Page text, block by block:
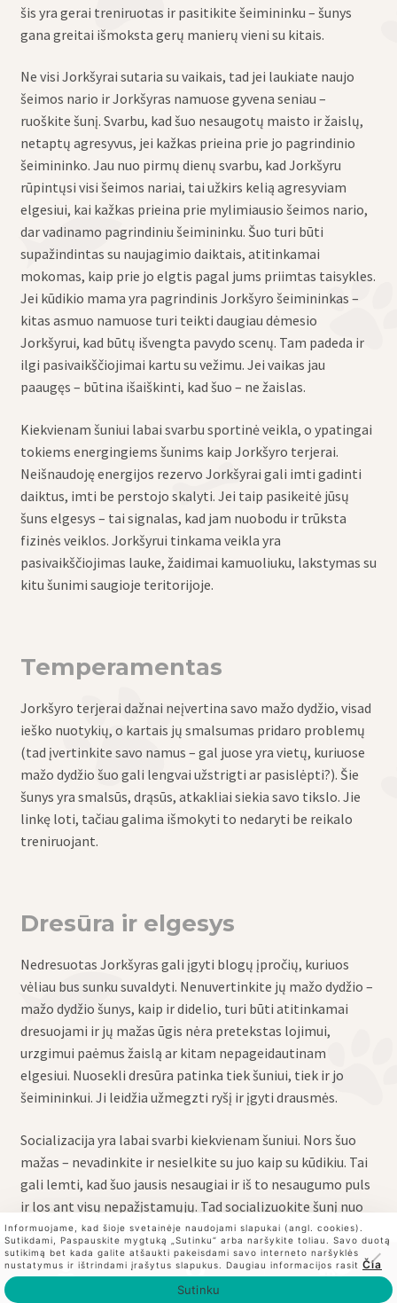
šis yra gerai treniruotas ir pasitikite šeimininku – šunys
gana greitai išmoksta gerų manierų vieni su kitais.
Ne visi Jorkšyrai sutaria su vaikais, tad jei laukiate naujo
šeimos nario ir Jorkšyras namuose gyvena seniau –
ruoškite šunį. Svarbu, kad šuo nesaugotų maisto ir žaislų,
netaptų agresyvus, jei kažkas prieina prie jo pagrindinio
šeimininko. Jau nuo pirmų dienų svarbu, kad Jorkšyru
rūpintųsi visi šeimos nariai, tai užkirs kelią agresyviam
elgesiui, kai kažkas prieina prie mylimiausio šeimos nario,
dar vadinamo pagrindiniu šeimininku. Šuo turi būti
supažindintas su naujagimio daiktais, atitinkamai
mokomas, kaip prie jo elgtis pagal jums priimtas taisykles.
Jei kūdikio mama yra pagrindinis Jorkšyro šeimininkas –
kitas asmuo namuose turi teikti daugiau dėmesio
Jorkšyrui, kad būtų išvengta pavydo scenų. Tam padeda ir
ilgi pasivaikščiojimai kartu su vežimu. Jei vaikas jau
paaugęs – būtina išaiškinti, kad šuo – ne žaislas.
Kiekvienam šuniui labai svarbu sportinė veikla, o ypatingai
tokiems energingiems šunims kaip Jorkšyro terjerai.
Neišnaudoję energijos rezervo Jorkšyrai gali imti gadinti
daiktus, imti be perstojo skalyti. Jei taip pasikeitė jūsų
šuns elgesys – tai signalas, kad jam nuobodu ir trūksta
fizinės veiklos. Jorkšyrui tinkama veikla yra
pasivaikščiojimas lauke, žaidimai kamuoliuku, lakstymas su
kitu šunimi saugioje teritorijoje.
Temperamentas
Jorkšyro terjerai dažnai neįvertina savo mažo dydžio, visad
ieško nuotykių, o kartais jų smalsumas pridaro problemų
(tad įvertinkite savo namus – gal juose yra vietų, kuriuose
mažo dydžio šuo gali lengvai užstrigti ar pasislėpti?). Šie
šunys yra smalsūs, drąsūs, atkakliai siekia savo tikslo. Jie
linkę loti, tačiau galima išmokyti to nedaryti be reikalo
treniruojant.
Dresūra ir elgesys
Nedresuotas Jorkšyras gali įgyti blogų įpročių, kuriuos
vėliau bus sunku suvaldyti. Nenuvertinkite jų mažo dydžio –
mažo dydžio šunys, kaip ir didelio, turi būti atitinkamai
dresuojami ir jų mažas ūgis nėra pretekstas lojimui,
urzgimui paėmus žaislą ar kitam nepageidautinam
elgesiui. Nuosekli dresūra patinka tiek šuniui, tiek ir jo
šeimininkui. Ji leidžia užmegzti ryšį ir įgyti drausmės.
Socializacija yra labai svarbi kiekvienam šuniui. Nors šuo
mažas – nevadinkite ir nesielkite su juo kaip su kūdikiu. Tai
gali lemti, kad šuo jausis nesaugiai ir iš to nesaugumo puls
ir los ant visų nepažįstamųjų. Tad socializuokite šunį nuo
mažų dienų su kitais žmonėmis, o vėliau, gavus visus
reikiamus skiepus, su kitais šunimis. Dresūros pamokos yra
puiki vieta pirmoms šuniškoms pažintims su įvairaus
Ieškoti:
Ieškoti
0
Informuojame, kad šioje svetainėje naudojami slapukai (angl. cookies).
Sutikdami, Paspauskite mygtuką „Sutinku“ arba naršykite toliau. Savo duotą
sutikimą bet kada galite atšaukti pakeisdami savo interneto naršyklės
nustatymus ir ištrindami įrašytus slapukus. Daugiau informacijos rasit Čia
Sutinku